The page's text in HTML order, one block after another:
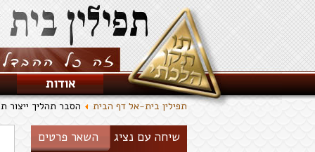
אודות
תפילין בית-אל דף הבית הסבר תהליך ייצור
שיחה עם נציג
השאר פרטים